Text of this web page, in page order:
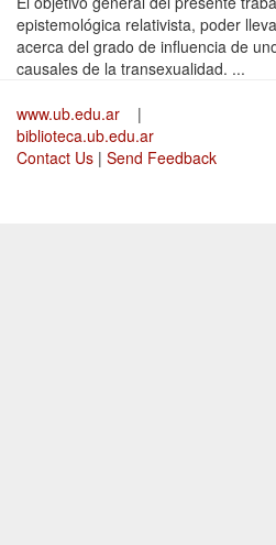
epistemológica relativista, poder
acerca del grado de influencia de
causales de la transexualidad. ...
www.ub.edu.ar
|
biblioteca.ub.edu.ar
Contact Us | Send Feedback